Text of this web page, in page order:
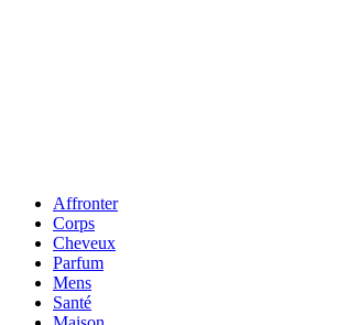
Affronter
Corps
Cheveux
Parfum
Mens
Santé